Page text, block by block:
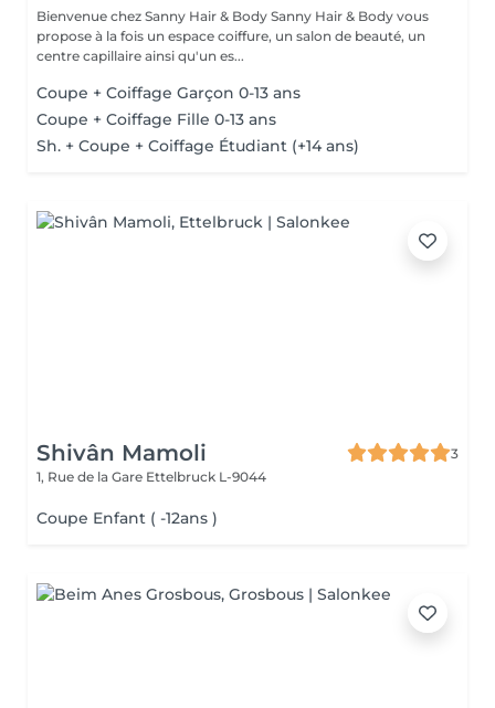
Bienvenue chez Sanny Hair & Body Sanny Hair & Body vous
propose à la fois un espace coiffure, un salon de beauté, un
centre capillaire ainsi qu'un es...
Coupe + Coiffage Garçon 0-13 ans
Coupe + Coiffage Fille 0-13 ans
Sh. + Coupe + Coiffage Étudiant (+14 ans)
Shivân Mamoli
3
1, Rue de la Gare Ettelbruck L-9044
Coupe Enfant ( -12ans )